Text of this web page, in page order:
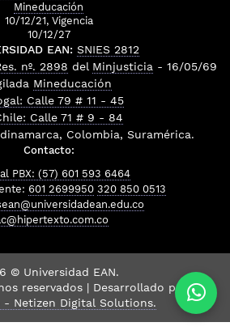
Mineducación
10/12/21, Vigencia
10/12/27
EAN: SNIES 2812
nº. 2898 del Minjusticia - 16/05/69
Mineducación
Calle 79 # 11 - 45
Calle 71 # 9 - 84
Colombia, Suramérica.
Contacto:
PBX: (57) 601 593 6464
601 2699950 320 850 0513
© Universidad EAN.
reservados | Desarrollado por
- Netizen Digital Solutions.